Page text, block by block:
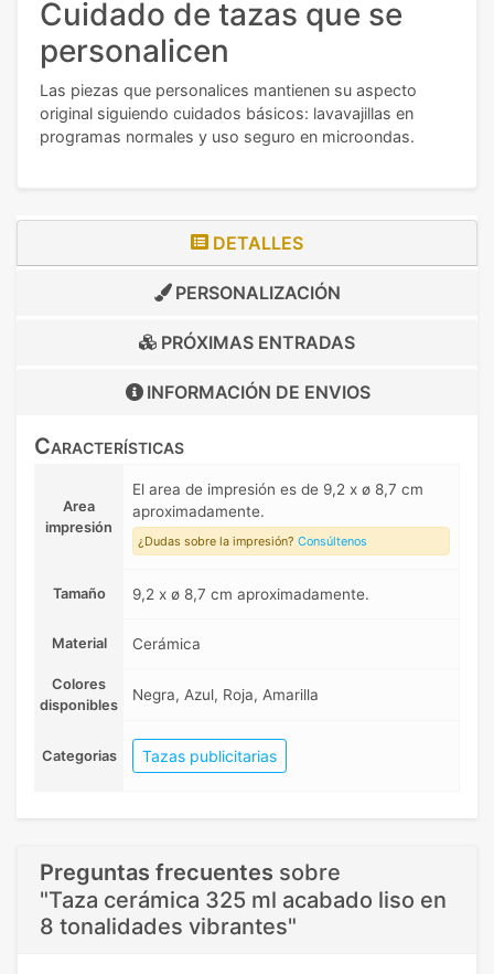
Cuidado de tazas que se
personalicen
Las piezas que personalices mantienen su aspecto
original siguiendo cuidados básicos: lavavajillas en
programas normales y uso seguro en microondas.
DETALLES
PERSONALIZACIÓN
PRÓXIMAS ENTRADAS
INFORMACIÓN DE ENVIOS
Características
Area
impresión
El area de impresión es de 9,2 x ø 8,7 cm
aproximadamente.
¿Dudas sobre la impresión? Consúltenos
Tamaño 9,2 x ø 8,7 cm aproximadamente.
Material Cerámica
Colores
disponibles
Negra, Azul, Roja, Amarilla
Categorias Tazas publicitarias
Preguntas frecuentes sobre
"Taza cerámica 325 ml acabado liso en
8 tonalidades vibrantes"